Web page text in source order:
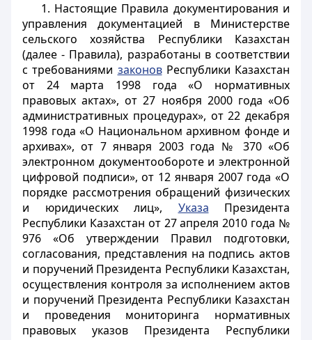
1. Настоящие Правила документирования и
управления документацией в Министерстве
сельского хозяйства Республики Казахстан
(далее - Правила), разработаны в соответствии
с требованиями законовРеспублики Казахстан
от 24 марта 1998 года «О нормативных
правовых актах», от 27 ноября 2000 года «Об
административных процедурах», от 22 декабря
1998 года «О Национальном архивном фонде и
архивах», от 7 января 2003 года № 370 «Об
электронном документообороте и электронной
цифровой подписи», от 12 января 2007 года «О
порядке рассмотрения обращений физических
и юридических лиц», Указа Президента
Республики Казахстан от 27 апреля 2010 года №
976 «Об утверждении Правил подготовки,
согласования, представления на подпись актов
и поручений Президента Республики Казахстан,
осуществления контроля за исполнением актов
и поручений Президента Республики Казахстан
и проведения мониторинга нормативных
правовых указов Президента Республики